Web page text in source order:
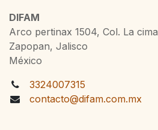
DIFAM
Arco pertinax 1504, Col. La cima
Zapopan, Jalisco
México
3324007315
contacto@difam.com.mx